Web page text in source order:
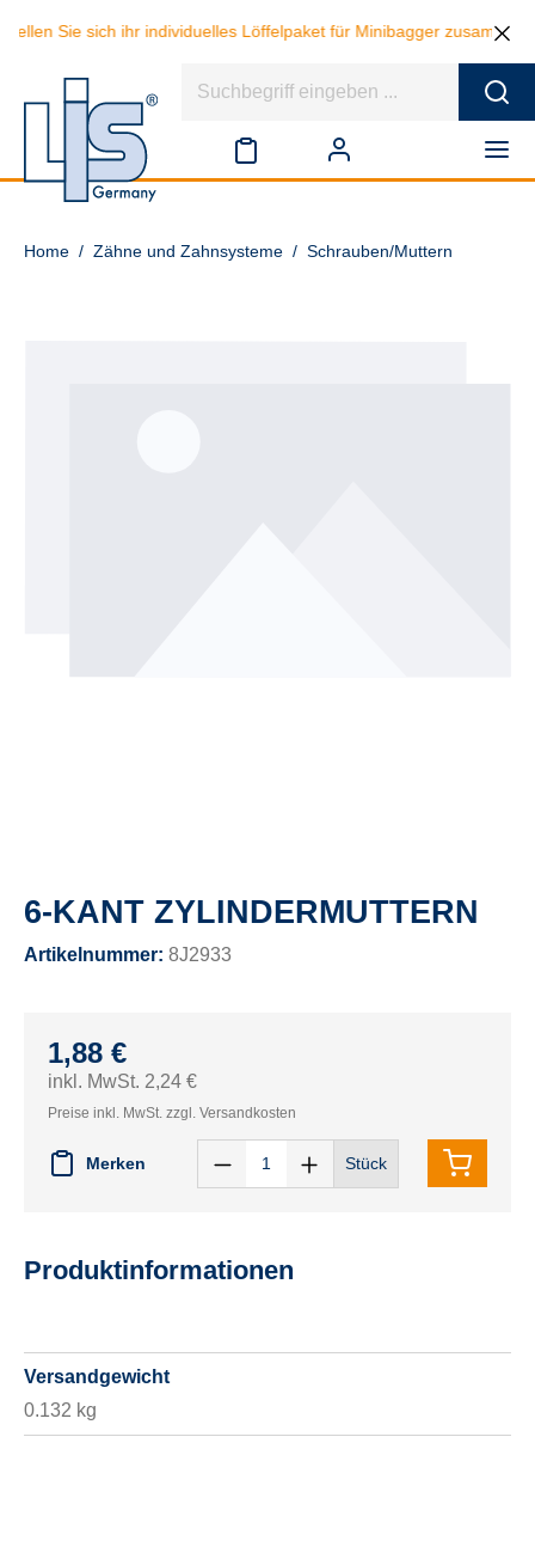
Sie sich ihr individuelles Löffelpaket für Minibagger zusammen
Home / Zähne und Zahnsysteme / Schrauben/Muttern
6-KANT ZYLINDERMUTTERN
Artikelnummer: 8J2933
1,88 €
inkl. MwSt. 2,24 €
Preise inkl. MwSt. zzgl. Versandkosten
Merken Stück
Produktinformationen
Versandgewicht
0.132 kg